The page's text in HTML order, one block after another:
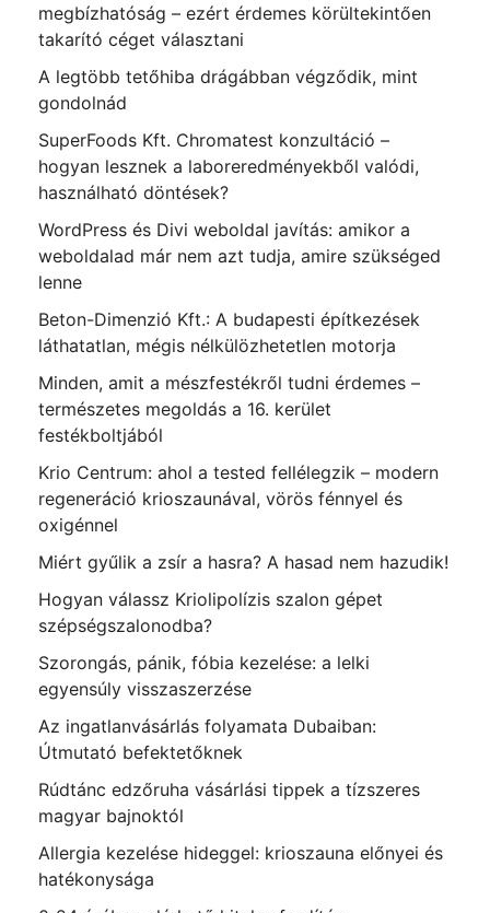
megbízhatóság – ezért érdemes körültekintően
takarító céget választani
A legtöbb tetőhiba drágábban végződik, mint
gondolnád
SuperFoods Kft. Chromatest konzultáció –
hogyan lesznek a laboreredményekből valódi,
használható döntések?
WordPress és Divi weboldal javítás: amikor a
weboldalad már nem azt tudja, amire szükséged
lenne
Beton-Dimenzió Kft.: A budapesti építkezések
láthatatlan, mégis nélkülözhetetlen motorja
Minden, amit a mészfestékről tudni érdemes –
természetes megoldás a 16. kerület
festékboltjából
Krio Centrum: ahol a tested fellélegzik – modern
regeneráció krioszaunával, vörös fénnyel és
oxigénnel
Miért gyűlik a zsír a hasra? A hasad nem hazudik!
Hogyan válassz Kriolipolízis szalon gépet
szépségszalonodba?
Szorongás, pánik, fóbia kezelése: a lelki
egyensúly visszaszerzése
Az ingatlanvásárlás folyamata Dubaiban:
Útmutató befektetőknek
Rúdtánc edzőruha vásárlási tippek a tízszeres
magyar bajnoktól
Allergia kezelése hideggel: krioszauna előnyei és
hatékonysága